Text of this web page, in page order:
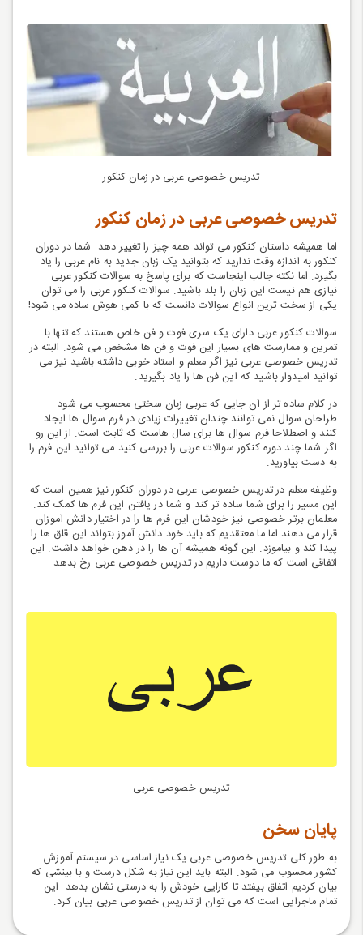
تدریس خصوصی عربی در زمان کنکور
تدریس خصوصی عربی در زمان کنکور
اما همیشه داستان کنکور می تواند همه چیز را تغییر دهد. شما در دوران
کنکور به اندازه وقت ندارید که بتوانید یک زبان جدید به نام عربی را یاد
بگیرد. اما نکته جالب اینجاست که برای پاسخ به سوالات کنکور عربی
نیازی هم نیست این زبان را بلد باشید. سوالات کنکور عربی را می توان
یکی از سخت ترین انواع سوالات دانست که با کمی هوش ساده می شود!
سوالات کنکور عربی دارای یک سری فوت و فن خاص هستند که تنها با
تمرین و ممارست های بسیار این فوت و فن ها مشخص می شود. البته در
تدریس خصوصی عربی نیز اگر معلم و استاد خوبی داشته باشید نیز می
توانید امیدوار باشید که این فن ها را یاد بگیرید.
در کلام ساده تر از آن جایی که عربی زبان سختی محسوب می شود
طراحان سوال نمی توانند چندان تغییرات زیادی در فرم سوال ها ایجاد
کنند و اصطلاحا فرم سوال ها برای سال هاست که ثابت است. از این رو
اگر شما چند دوره کنکور سوالات عربی را بررسی کنید می توانید این فرم را
به دست بیاورید.
وظیفه معلم در تدریس خصوصی عربی در دوران کنکور نیز همین است که
این مسیر را برای شما ساده تر کند و شما در یافتن این فرم ها کمک کند.
معلمان برتر خصوصی نیز خودشان این فرم ها را در اختیار دانش آموزان
قرار می دهند اما ما معتقدیم که باید خود دانش آموز بتواند این قلق ها را
پیدا کند و بیاموزد. این گونه همیشه آن ها را در ذهن خواهد داشت. این
اتفاقی است که ما دوست داریم در تدریس خصوصی عربی رخ بدهد.
تدریس خصوصی عربی
پایان سخن
به طور کلی تدریس خصوصی عربی یک نیاز اساسی در سیستم آموزش
کشور محسوب می شود. البته باید این نیاز به شکل درست و با بینشی که
بیان کردیم اتفاق بیفتد تا کارایی خودش را به درستی نشان بدهد. این
تمام ماجرایی است که می توان از تدریس خصوصی عربی بیان کرد.